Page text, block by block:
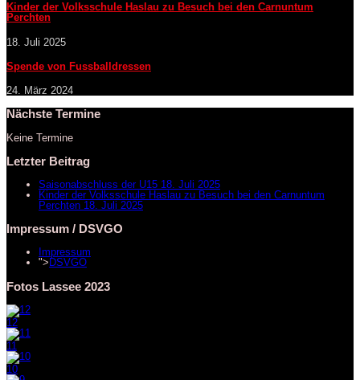
Kinder der Volksschule Haslau zu Besuch bei den Carnuntum
Perchten
18. Juli 2025
Spende von Fussballdressen
24. März 2024
Nächste Termine
Keine Termine
Letzter Beitrag
Saisonabschluss der U15 18. Juli 2025
Kinder der Volksschule Haslau zu Besuch bei den Carnuntum
Perchten 18. Juli 2025
Impressum / DSVGO
Impressum
"> DSVGO
Fotos Lassee 2023
12
11
10